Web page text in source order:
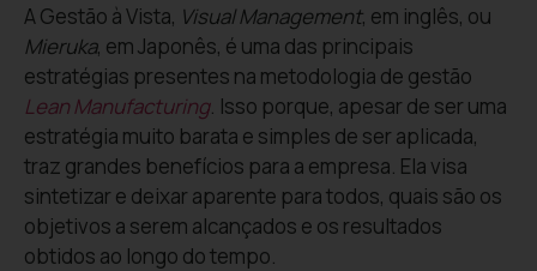
A Gestão à Vista, Visual Management, em inglês, ou
Mieruka, em Japonês, é uma das principais
estratégias presentes na metodologia de gestão
Lean Manufacturing. Isso porque, apesar de ser uma
estratégia muito barata e simples de ser aplicada,
traz grandes benefícios para a empresa. Ela visa
sintetizar e deixar aparente para todos, quais são os
objetivos a serem alcançados e os resultados
obtidos ao longo do tempo.